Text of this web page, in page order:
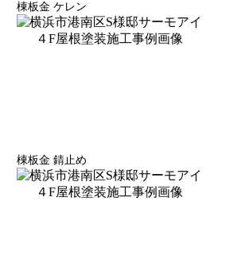
棟板金 ケレン
棟板金 錆止め